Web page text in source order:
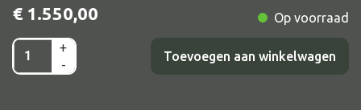
Hanglamp
Tafellamp
Vloerlamp
€ 1.550,00 Op voorraad
Kast
2dr
+
-
Toevoegen aan winkelwagen